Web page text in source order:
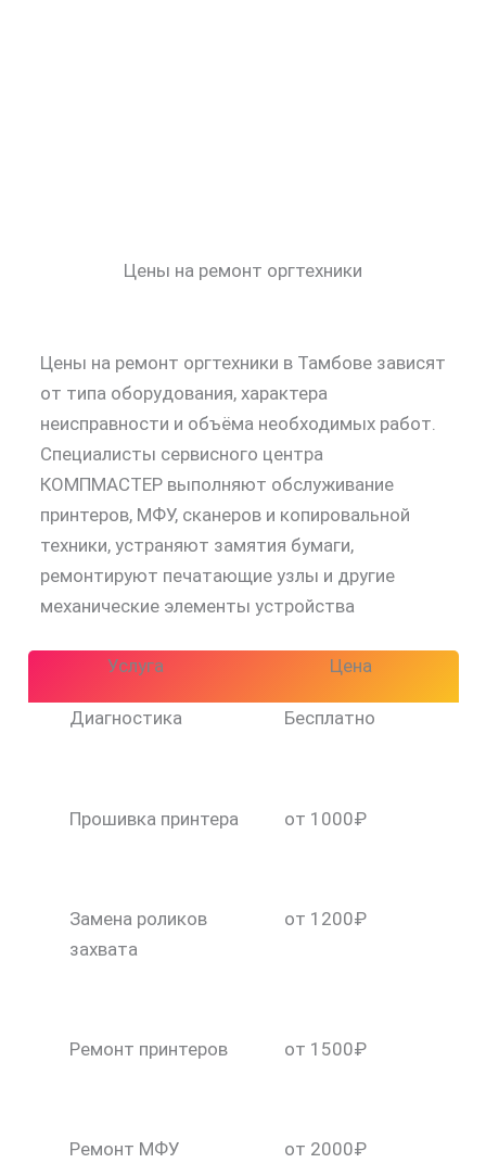
Цены на ремонт оргтехники
Цены на ремонт оргтехники в Тамбове зависят
от типа оборудования, характера
неисправности и объёма необходимых работ.
Специалисты сервисного центра
КОМПМАСТЕР выполняют обслуживание
принтеров, МФУ, сканеров и копировальной
техники, устраняют замятия бумаги,
ремонтируют печатающие узлы и другие
механические элементы устройства
Услуга Цена
Диагностика Бесплатно
Прошивка принтера от 1000₽
Замена роликов
захвата
от 1200₽
Ремонт принтеров от 1500₽
Ремонт МФУ от 2000₽